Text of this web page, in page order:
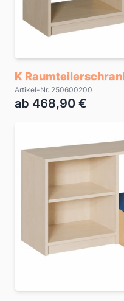
K
Artikel-Nr. 250600200
ab 468,90 €